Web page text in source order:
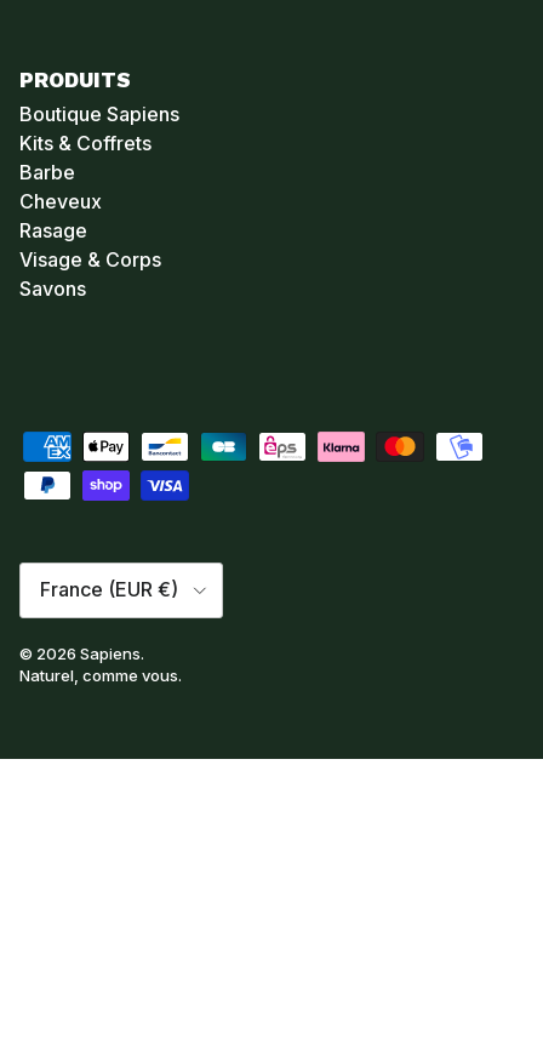
PRODUITS
Boutique Sapiens
Kits & Coffrets
Barbe
Cheveux
Rasage
Visage & Corps
Savons
France (EUR €)
© 2026 Sapiens.
Naturel, comme vous.